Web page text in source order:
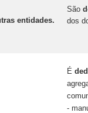
entidades.
São
dos
É
-